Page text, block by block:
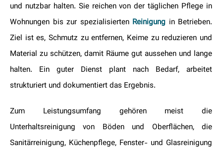
und nutzbar halten. Sie reichen von der täglichen Pflege in
Wohnungen bis zur spezialisierten Reinigung in Betrieben.
Ziel ist es, Schmutz zu entfernen, Keime zu reduzieren und
Material zu schützen, damit Räume gut aussehen und lange
halten. Ein guter Dienst plant nach Bedarf, arbeitet
strukturiert und dokumentiert das Ergebnis.
Zum Leistungsumfang gehören meist die
Unterhaltsreinigung von Böden und Oberflächen, die
Sanitärreinigung, Küchenpflege, Fenster- und Glasreinigung